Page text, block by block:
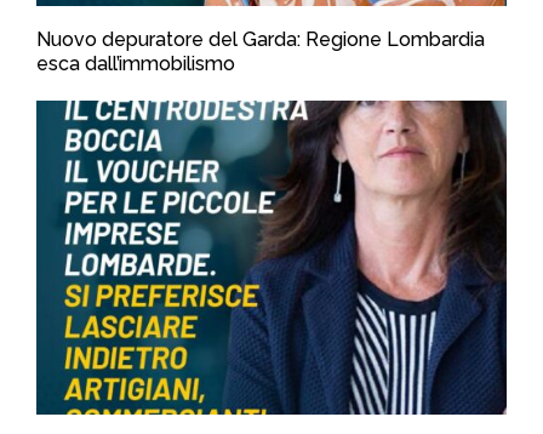
Nuovo depuratore del Garda: Regione Lombardia
esca dall’immobilismo